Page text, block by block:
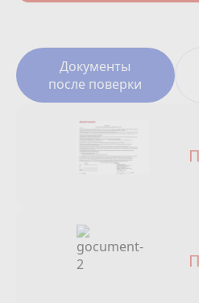
Бонусы
Официальный партнёр
защита от мошенников
Документы
после поверки